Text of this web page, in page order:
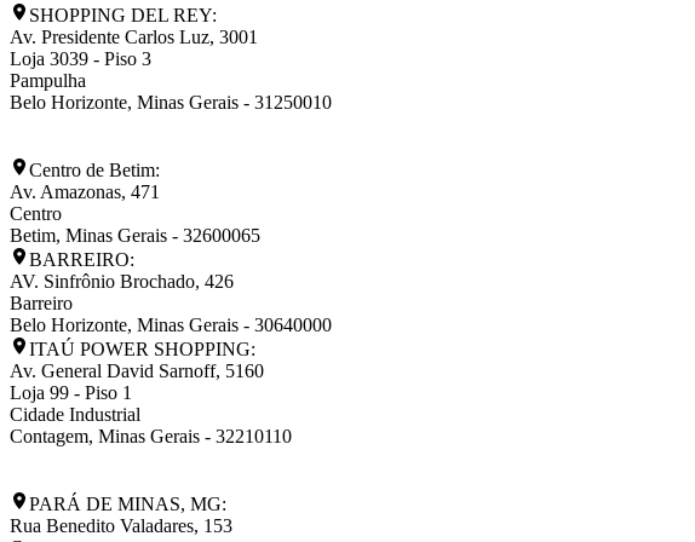
SHOPPING DEL REY:
Av. Presidente Carlos Luz, 3001
Loja 3039 - Piso 3
Pampulha
Belo Horizonte, Minas Gerais - 31250010
Centro de Betim:
Av. Amazonas, 471
Centro
Betim, Minas Gerais - 32600065
BARREIRO:
AV. Sinfrônio Brochado, 426
Barreiro
Belo Horizonte, Minas Gerais - 30640000
ITAÚ POWER SHOPPING:
Av. General David Sarnoff, 5160
Loja 99 - Piso 1
Cidade Industrial
Contagem, Minas Gerais - 32210110
PARÁ DE MINAS, MG:
Rua Benedito Valadares, 153